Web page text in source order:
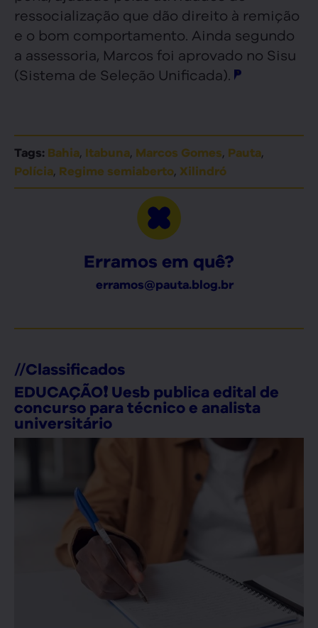
ressocialização que dão direito à remição
e o bom comportamento. Ainda segundo
a assessoria, Marcos foi aprovado no Sisu
(Sistema de Seleção Unificada).
Tags: Bahia, Itabuna, Marcos Gomes, Pauta,
Polícia, Regime semiaberto, Xilindró
Erramos em quê?
erramos@pauta.blog.br
//Classificados
EDUCAÇÃO❗ Uesb publica edital de
concurso para técnico e analista
universitário